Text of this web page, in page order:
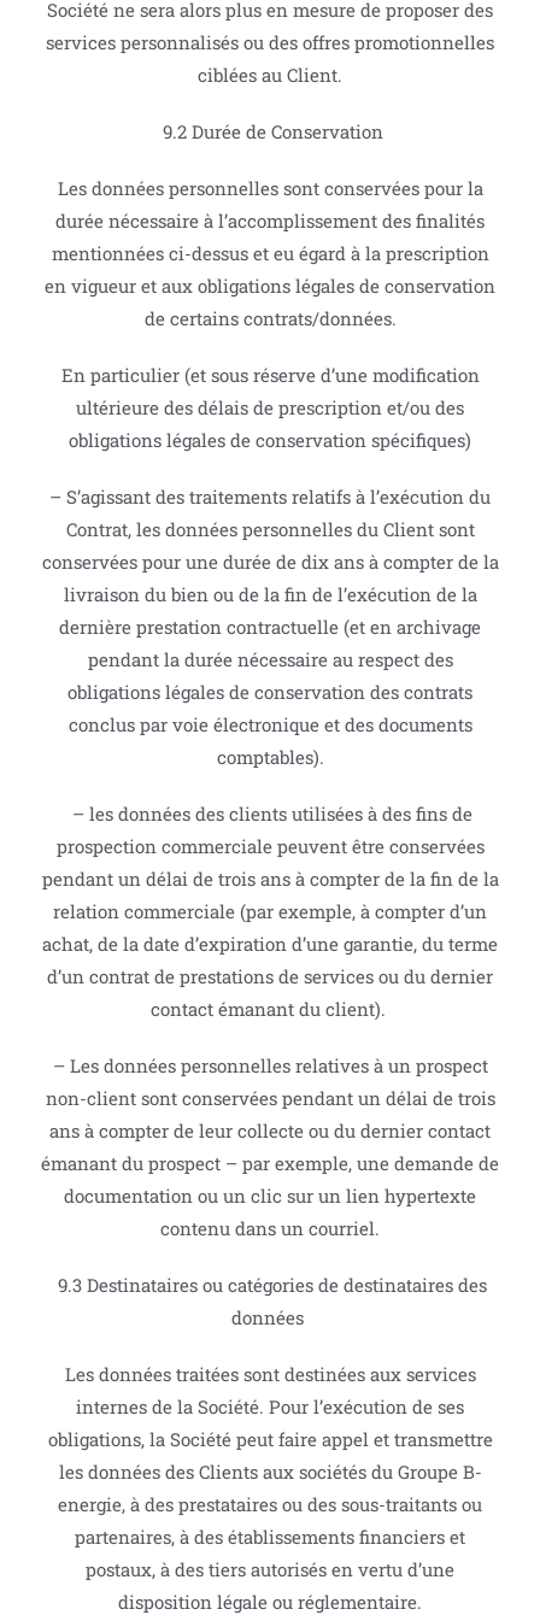
Société ne sera alors plus en mesure de proposer des
services personnalisés ou des offres promotionnelles
ciblées au Client.
9.2 Durée de Conservation
Les données personnelles sont conservées pour la
durée nécessaire à l’accomplissement des finalités
mentionnées ci-dessus et eu égard à la prescription
en vigueur et aux obligations légales de conservation
de certains contrats/données.
En particulier (et sous réserve d’une modification
ultérieure des délais de prescription et/ou des
obligations légales de conservation spécifiques)
– S’agissant des traitements relatifs à l’exécution du
Contrat, les données personnelles du Client sont
conservées pour une durée de dix ans à compter de la
livraison du bien ou de la fin de l’exécution de la
dernière prestation contractuelle (et en archivage
pendant la durée nécessaire au respect des
obligations légales de conservation des contrats
conclus par voie électronique et des documents
comptables).
– les données des clients utilisées à des fins de
prospection commerciale peuvent être conservées
pendant un délai de trois ans à compter de la fin de la
relation commerciale (par exemple, à compter d’un
achat, de la date d’expiration d’une garantie, du terme
d’un contrat de prestations de services ou du dernier
contact émanant du client).
– Les données personnelles relatives à un prospect
non-client sont conservées pendant un délai de trois
ans à compter de leur collecte ou du dernier contact
émanant du prospect – par exemple, une demande de
documentation ou un clic sur un lien hypertexte
contenu dans un courriel.
9.3 Destinataires ou catégories de destinataires des
données
Les données traitées sont destinées aux services
internes de la Société. Pour l’exécution de ses
obligations, la Société peut faire appel et transmettre
les données des Clients aux sociétés du Groupe B-
energie, à des prestataires ou des sous-traitants ou
partenaires, à des établissements financiers et
postaux, à des tiers autorisés en vertu d’une
disposition légale ou réglementaire.